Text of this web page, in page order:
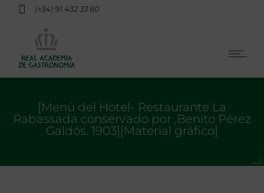
(+34) 91 432 33 60
[Menú del Hotel- Restaurante La
Rabassada conservado por ,Benito Pérez
Galdós. 1903][Material gráfico]